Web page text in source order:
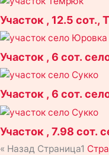
Участок , 12.5 сот.,
Участок , 6 сот.
Участок , 6 сот.
Участок , 7.98 сот.
« Назад Страница1